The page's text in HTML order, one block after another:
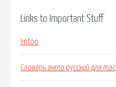
Links to Important Stuff
Imtoo
Словарь англо русский для mac